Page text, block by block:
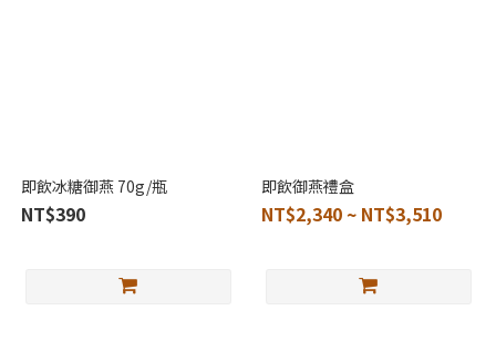
即飲冰糖御燕 70g/瓶
NT$390
即飲御燕禮盒
NT$2,340 ~ NT$3,510